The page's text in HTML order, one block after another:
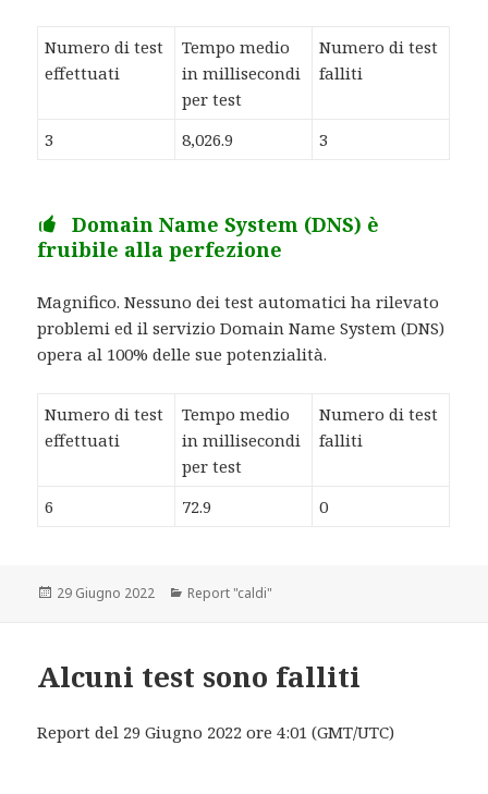
Numero di test
effettuati
Tempo medio
in millisecondi
per test
Numero di test
falliti
3 8,026.9 3
Domain Name System (DNS) è
fruibile alla perfezione
Magnifico. Nessuno dei test automatici ha rilevato
problemi ed il servizio Domain Name System (DNS)
opera al 100% delle sue potenzialità.
Numero di test
effettuati
Tempo medio
in millisecondi
per test
Numero di test
falliti
6 72.9 0
Scritto
29 Giugno 2022 Categorie
Report "caldi"
Alcuni test sono falliti
Report del 29 Giugno 2022 ore 4:01 (GMT/UTC)